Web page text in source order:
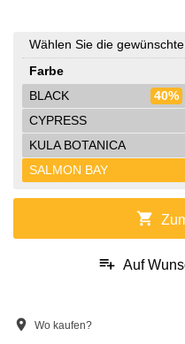
Wählen Sie die
Farbe
BLACK
40%
CYPRESS
KULA BOTANICA
SALMON BAY
shopping_cart
playlist_add Auf
location_on Wo kaufen?